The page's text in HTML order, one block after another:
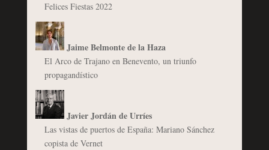
Felices Fiestas 2022
Jaime Belmonte de la Haza
El Arco de Trajano en Benevento, un triunfo
propagandístico
Javier Jordán de Urríes
Las vistas de puertos de España: Mariano Sánchez
copista de Vernet